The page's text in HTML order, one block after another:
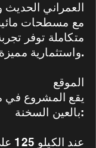
العمراني الحديث
مع مسطحات
متكاملة توفر
واستثمارية مميزة.
الموقع
يقع المشروع في
بالعين السخنة: